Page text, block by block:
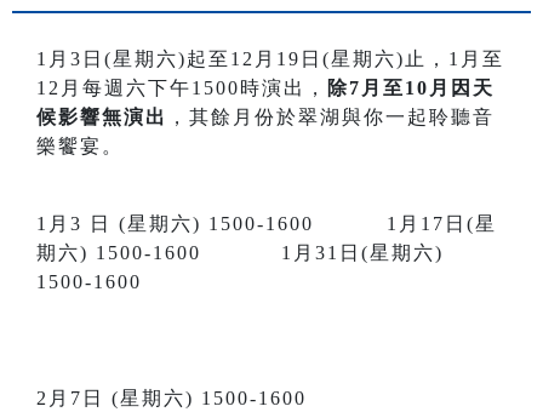
1月3日(星期六)起至12月19日(星期六)止，1月至
12月每週六下午1500時演出，
除7月至10月因天
候影響無演出 ，其餘月份於翠湖與你一起聆聽音
樂饗宴。
1月3 日 (星期六) 1500-1600 1月17日(星
期六) 1500-1600 1月31日(星期六)
1500-1600
2月7日 (星期六) 1500-1600